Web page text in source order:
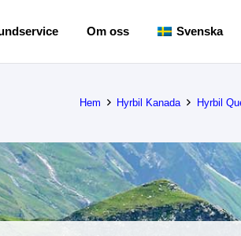
Om oss Svenska
Hem Hyrbil Kanada Hyrbil